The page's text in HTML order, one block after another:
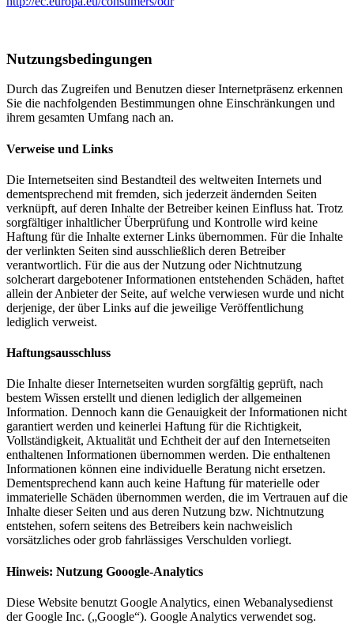
Nutzungsbedingungen
Durch das Zugreifen und Benutzen dieser Internetpräsenz erkennen
Sie die nachfolgenden Bestimmungen ohne Einschränkungen und
ihrem gesamten Umfang nach an.
Verweise und Links
Die Internetseiten sind Bestandteil des weltweiten Internets und
dementsprechend mit fremden, sich jederzeit ändernden Seiten
verknüpft, auf deren Inhalte der Betreiber keinen Einfluss hat. Trotz
sorgfältiger inhaltlicher Überprüfung und Kontrolle wird keine
Haftung für die Inhalte externer Links übernommen. Für die Inhalte
der verlinkten Seiten sind ausschließlich deren Betreiber
verantwortlich. Für die aus der Nutzung oder Nichtnutzung
solcherart dargebotener Informationen entstehenden Schäden, haftet
allein der Anbieter der Seite, auf welche verwiesen wurde und nicht
derjenige, der über Links auf die jeweilige Veröffentlichung
lediglich verweist.
Haftungsausschluss
Die Inhalte dieser Internetseiten wurden sorgfältig geprüft, nach
bestem Wissen erstellt und dienen lediglich der allgemeinen
Information. Dennoch kann die Genauigkeit der Informationen nicht
garantiert werden und keinerlei Haftung für die Richtigkeit,
Vollständigkeit, Aktualität und Echtheit der auf den Internetseiten
enthaltenen Informationen übernommen werden. Die enthaltenen
Informationen können eine individuelle Beratung nicht ersetzen.
Dementsprechend kann auch keine Haftung für materielle oder
immaterielle Schäden übernommen werden, die im Vertrauen auf die
Inhalte dieser Seiten und aus deren Nutzung bzw. Nichtnutzung
entstehen, sofern seitens des Betreibers kein nachweislich
vorsätzliches oder grob fahrlässiges Verschulden vorliegt.
Hinweis: Nutzung Gooogle-Analytics
Diese Website benutzt Google Analytics, einen Webanalysedienst
der Google Inc. („Google“). Google Analytics verwendet sog.